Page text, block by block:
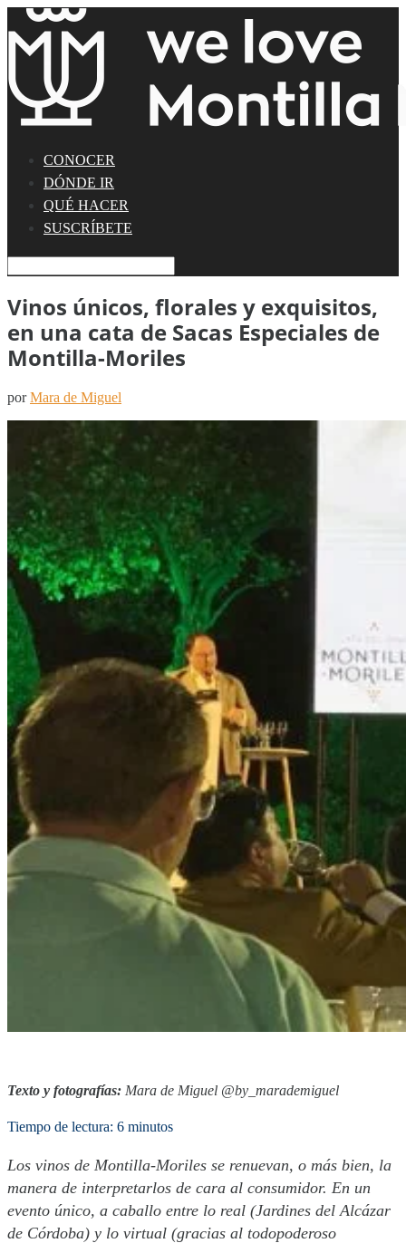
CONOCER
DÓNDE IR
QUÉ HACER
SUSCRÍBETE
Vinos únicos, florales y exquisitos,
en una cata de Sacas Especiales de
Montilla-Moriles
porMara de Miguel
Texto y fotografías: Mara de Miguel @by_marademiguel
Tiempo de lectura: 6 minutos
Los vinos de Montilla-Moriles se renuevan, o más bien, la
manera de interpretarlos de cara al consumidor. En un
evento único, a caballo entre lo real (Jardines del Alcázar
de Córdoba) y lo virtual (gracias al todopoderoso